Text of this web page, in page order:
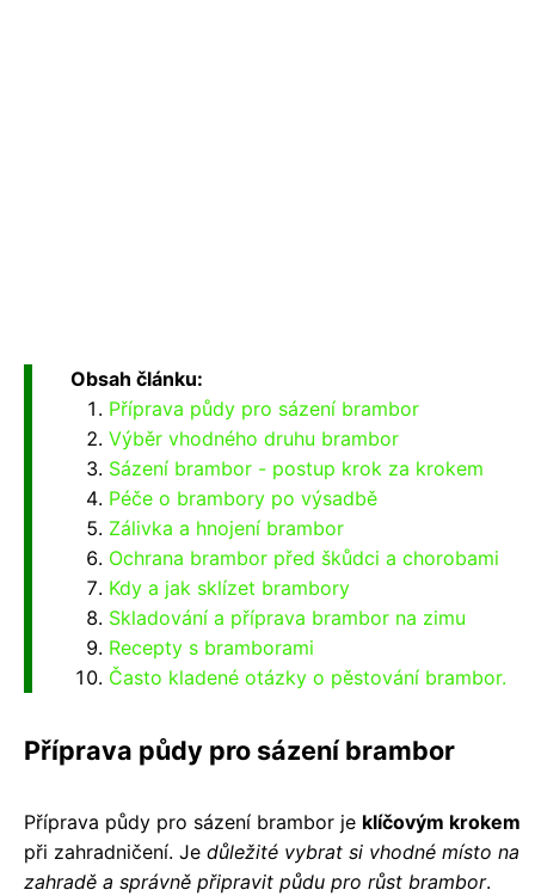
Obsah článku:
Příprava půdy pro sázení brambor
Výběr vhodného druhu brambor
Sázení brambor - postup krok za krokem
Péče o brambory po výsadbě
Zálivka a hnojení brambor
Ochrana brambor před škůdci a chorobami
Kdy a jak sklízet brambory
Skladování a příprava brambor na zimu
Recepty s bramborami
Často kladené otázky o pěstování brambor.
Příprava půdy pro sázení brambor
Příprava půdy pro sázení brambor je klíčovým krokem
při zahradničení. Je důležité vybrat si vhodné místo na
zahradě a správně připravit půdu pro růst brambor.